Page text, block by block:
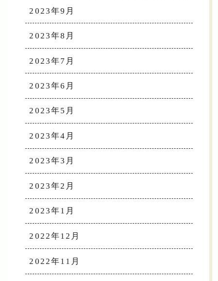
2023年9月
2023年8月
2023年7月
2023年6月
2023年5月
2023年4月
2023年3月
2023年2月
2023年1月
2022年12月
2022年11月